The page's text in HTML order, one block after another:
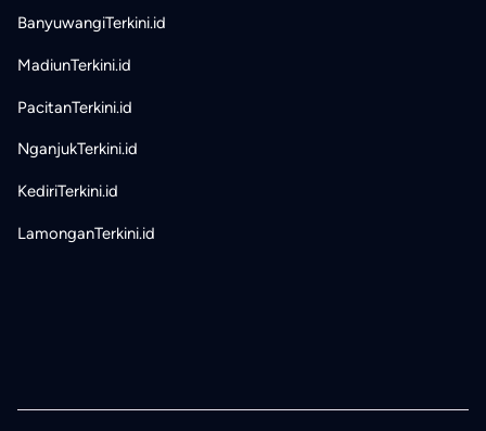
BanyuwangiTerkini.id
MadiunTerkini.id
PacitanTerkini.id
NganjukTerkini.id
KediriTerkini.id
LamonganTerkini.id